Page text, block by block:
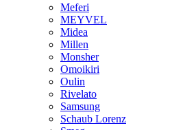
Meferi
MEYVEL
Midea
Millen
Monsher
Omoikiri
Oulin
Rivelato
Samsung
Schaub Lorenz